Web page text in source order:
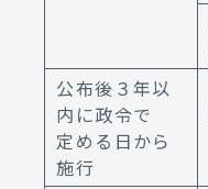
公布後３年以
内に政令で
定める日から
施行